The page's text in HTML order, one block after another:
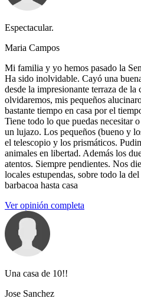
Espectacular.
Maria Campos
Mi familia y yo hemos pasado la
Ha sido inolvidable. Cayó una
desde la impresionante terraza de la
olvidaremos, mis pequeños
bastante tiempo en casa por el
Tiene todo lo que puedas necesitar
un lujazo. Los pequeños (bueno y
el telescopio y los prismáticos.
animales en libertad. Además los
atentos. Siempre pendientes. Nos
locales estupendas, sobre todo la
barbacoa hasta casa
Ver opinión completa
Una casa de 10!!
Jose Sanchez